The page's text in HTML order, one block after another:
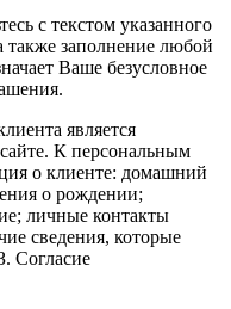
с текстом указанного
также заполнение любой
Ваше безусловное
является
К персональным
о клиенте: домашний
о рождении;
личные контакты
сведения, которые
Согласие